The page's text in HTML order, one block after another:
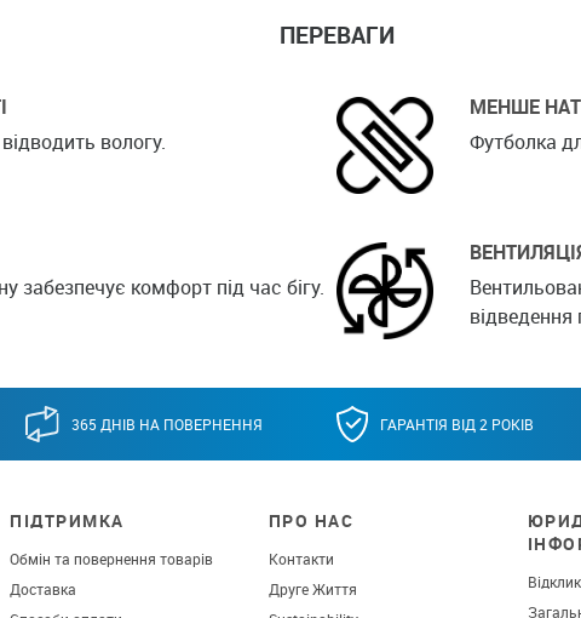
ПЕРЕВАГИ
вологу.
МЕНШЕ
Футболка
забезпечує комфорт під час бігу.
відведення
365 ДНІВ НА ПОВЕРНЕННЯ ГАРАНТІЯ ВІД 2 РОКІВ
ПІДТРИМКА
Обмін та повернення товарів
Доставка
ПРО НАС
Контакти
Друге Життя